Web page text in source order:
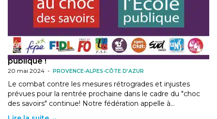
Non au « Choc des savoirs », journée nationale de
mobilisation le samedi 25 mai pour l’École
publique !
20 mai 2024 - PROVENCE-ALPES-CÔTE D’AZUR
Le combat contre les mesures rétrogrades et injustes
prévues pour la rentrée prochaine dans le cadre du "choc
des savoirs" continue! Notre fédération appelle à…